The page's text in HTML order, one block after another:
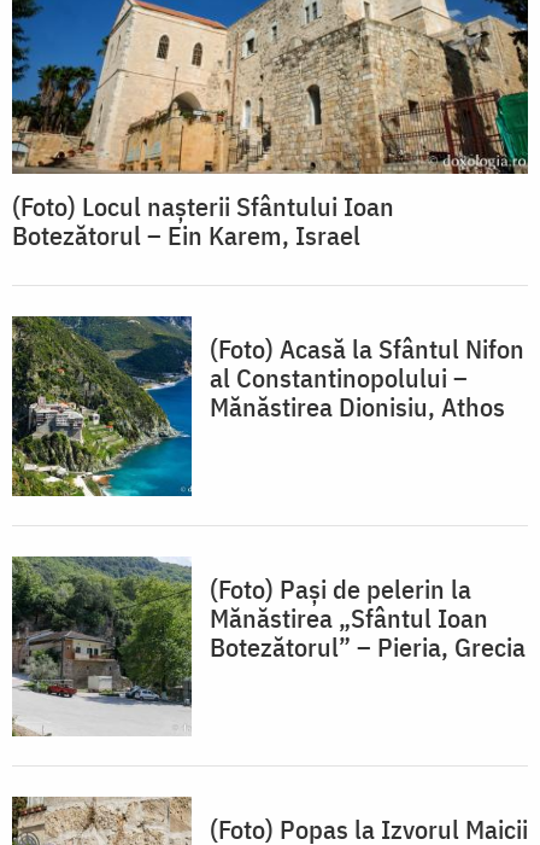
(Foto) Locul nașterii Sfântului Ioan
Botezătorul – Ein Karem, Israel
(Foto) Acasă la Sfântul Nifon
al Constantinopolului –
Mănăstirea Dionisiu, Athos
(Foto) Pași de pelerin la
Mănăstirea „Sfântul Ioan
Botezătorul” – Pieria, Grecia
(Foto) Popas la Izvorul Maicii